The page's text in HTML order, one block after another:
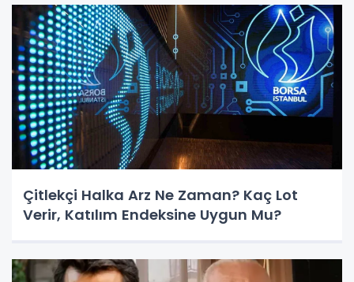
Çitlekçi Halka Arz Ne Zaman? Kaç Lot
Verir, Katılım Endeksine Uygun Mu?